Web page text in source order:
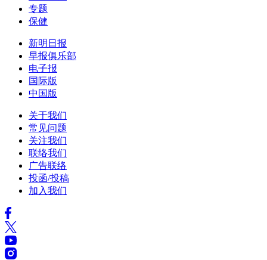
专题
保健
新明日报
早报俱乐部
电子报
国际版
中国版
关于我们
常见问题
关注我们
联络我们
广告联络
投函/投稿
加入我们